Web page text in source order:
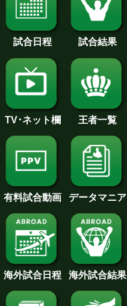
試合日程 試合結果
TV･ネット欄 王者一覧
有料試合動画 データマニア
海外試合日程 海外試合結果